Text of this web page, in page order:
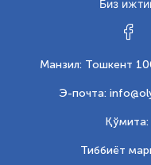
Биз
Манзил: Тошкент
Э-почта:
Тиббиёт